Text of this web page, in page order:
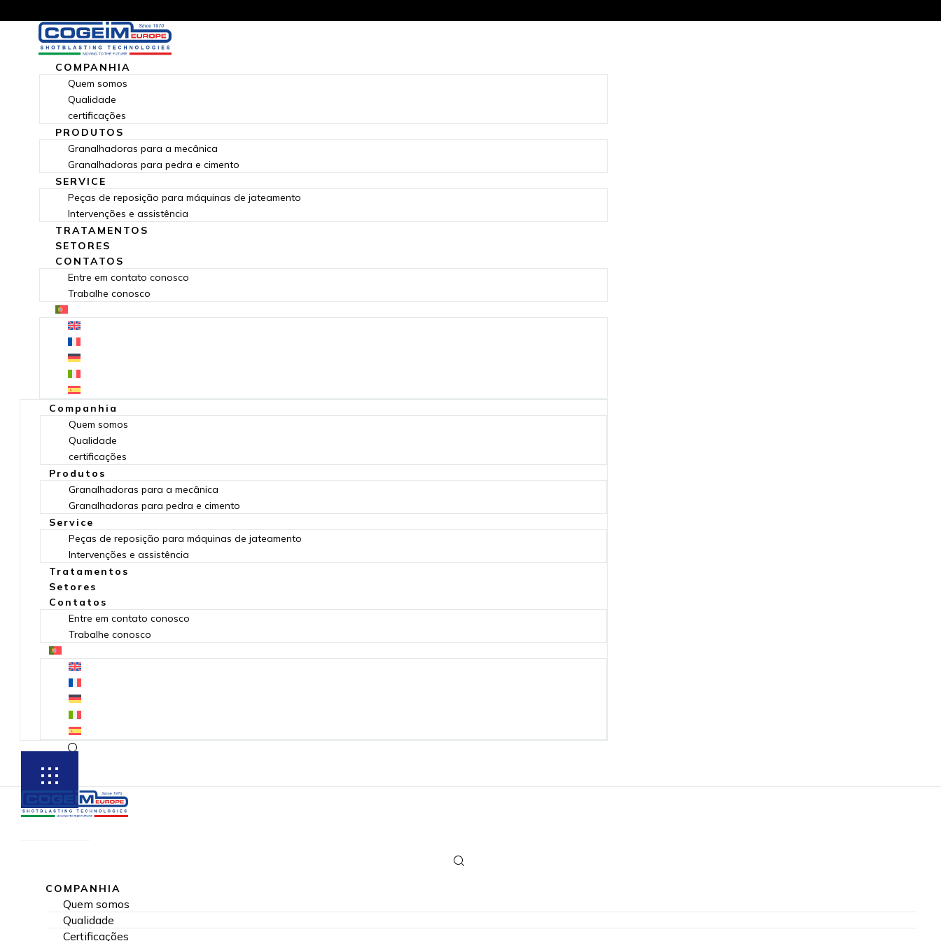
COMPANHIA
Quem somos
Qualidade
certificações
PRODUTOS
Granalhadoras para a mecânica
Granalhadoras para pedra e cimento
SERVICE
Peças de reposição para máquinas de jateamento
Intervenções e assistência
TRATAMENTOS
SETORES
CONTATOS
Entre em contato conosco
Trabalhe conosco
Companhia
Quem somos
Qualidade
certificações
Produtos
Granalhadoras para a mecânica
Granalhadoras para pedra e cimento
Service
Peças de reposição para máquinas de jateamento
Intervenções e assistência
Tratamentos
Setores
Contatos
Entre em contato conosco
Trabalhe conosco
COMPANHIA
Quem somos
Qualidade
Certificações